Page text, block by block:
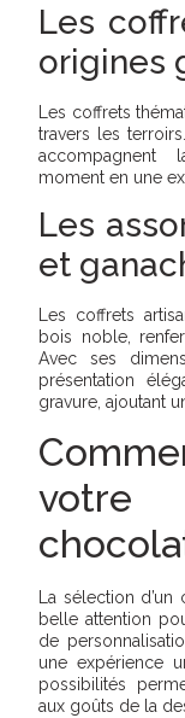
Les
origines
Les coffrets
travers les
accompagnent
moment en une
Les
et
Les coffrets
bois noble,
Avec ses
présentation
gravure, ajoutant
La sélection
belle attention
de
une expérience
possibilités
aux goûts de la